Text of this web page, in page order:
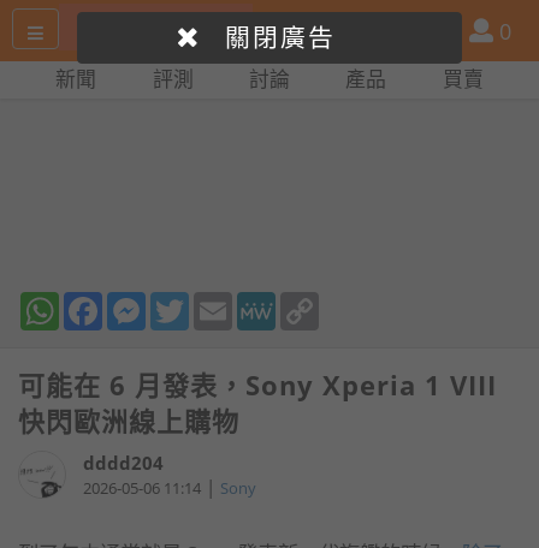
尋
產
品
比
會
員
0
新聞 評測 討論 產品 買賣
WhatsAppFacebookMessenger
TwitterEmail MeWe
可能在 6 月發表，Sony Xperia 1 VIII
快閃歐洲線上購物
dddd204
2026-05-06 11:14 | Sony
關閉廣告